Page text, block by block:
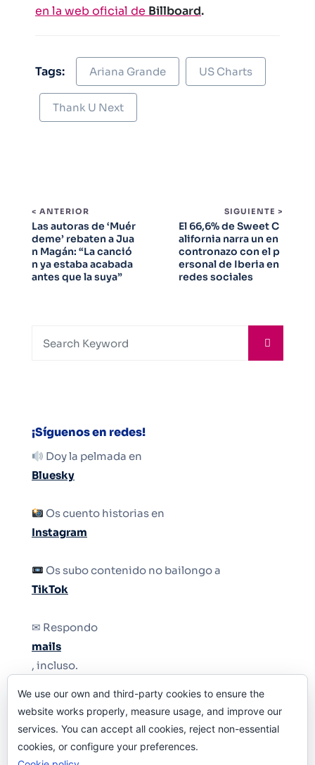
en la web oficial de Billboard.
Tags: Ariana Grande US Charts
Thank U Next
< ANTERIOR
Las autoras de ‘Muér
deme’ rebaten a Jua
n Magán: “La canció
n ya estaba acabada
antes que la suya”
SIGUIENTE >
El 66,6% de Sweet C
alifornia narra un en
contronazo con el p
ersonal de Iberia en
redes sociales
¡Síguenos en redes!
Doy la pelmada en
Bluesky
Os cuento historias en
Instagram
Os subo contenido no bailongo a
TikTok
✉ Respondo
mails
, incluso.
Y si una persona no puede tener teléfono, que
le quiten el teléfono.
We use our own and third-party cookies to ensure the
website works properly, measure usage, and improve our
services. You can accept all cookies, reject non-essential
cookies, or configure your preferences.